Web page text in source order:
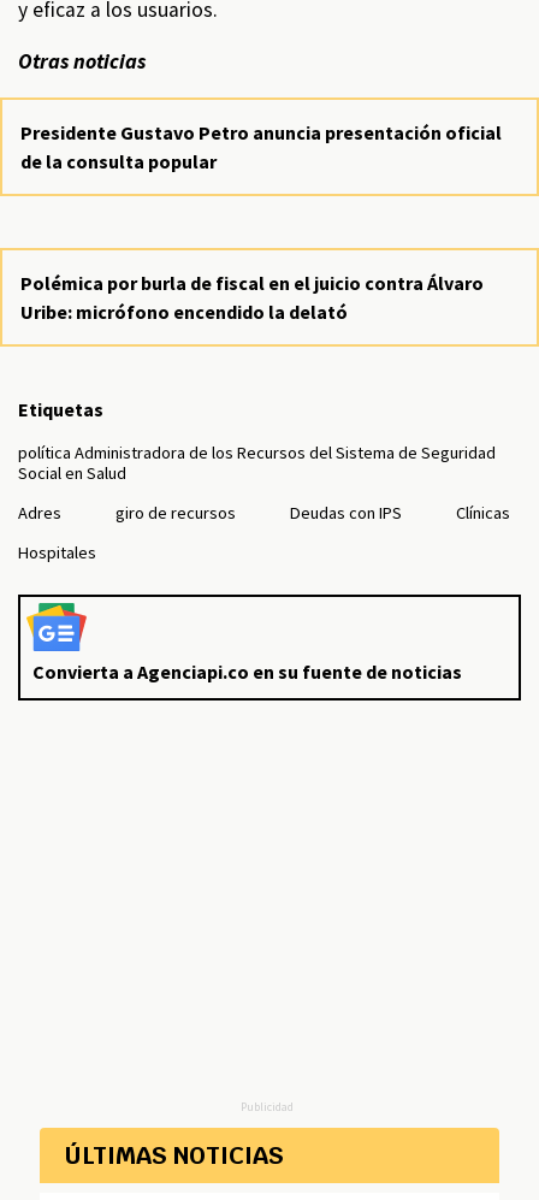
y eficaz a los usuarios.
Otras noticias
Presidente Gustavo Petro anuncia presentación oficial
de la consulta popular
Polémica por burla de fiscal en el juicio contra Álvaro
Uribe: micrófono encendido la delató
Etiquetas
política Administradora de los Recursos del Sistema de Seguridad
Social en Salud
Adres
giro de recursos Deudas con IPS
Clínicas
Hospitales
Convierta a Agenciapi.co en su fuente de noticias
Publicidad
ÚLTIMAS NOTICIAS